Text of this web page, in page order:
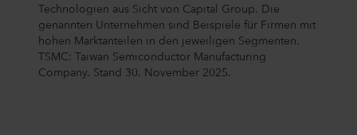
Technologien aus Sicht von Capital Group. Die
genannten Unternehmen sind Beispiele für Firmen mit
hohen Marktanteilen in den jeweiligen Segmenten.
TSMC: Taiwan Semiconductor Manufacturing
Company. Stand 30. November 2025.